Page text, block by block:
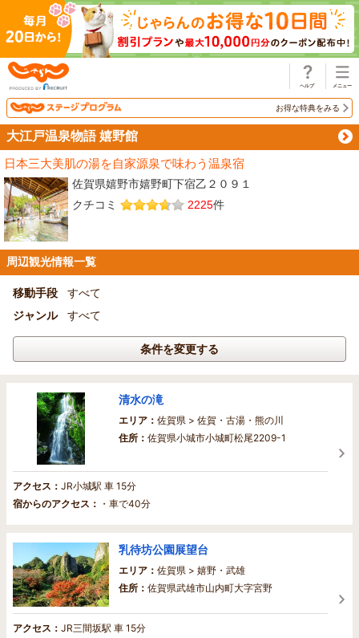
お得な特典をみる
大江戸温泉物語 嬉野館
日本三大美肌の湯を自家源泉で味わう温泉宿
佐賀県嬉野市嬉野町下宿乙２０９１
クチコミ
2225件
周辺観光情報一覧
移動手段
すべて
ジャンル
すべて
条件を変更する
清水の滝
エリア： 佐賀県 > 佐賀・古湯・熊の川
住所： 佐賀県小城市小城町松尾2209-1
アクセス： JR小城駅 車 15分
宿からのアクセス： ・車で40分
乳待坊公園展望台
エリア： 佐賀県 > 嬉野・武雄
住所： 佐賀県武雄市山内町大字宮野
アクセス： JR三間坂駅 車 15分